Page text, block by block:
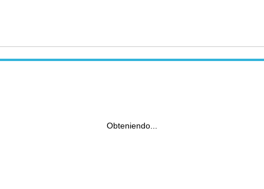
Obteniendo...